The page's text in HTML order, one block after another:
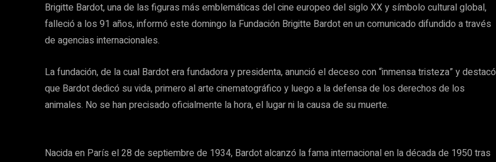
Brigitte Bardot, una de las figuras más emblemáticas del cine europeo del siglo XX y símbolo cultural global,
falleció a los 91 años, informó este domingo la Fundación Brigitte Bardot en un comunicado difundido a través
de agencias internacionales.
La fundación, de la cual Bardot era fundadora y presidenta, anunció el deceso con “inmensa tristeza” y destacó
que Bardot dedicó su vida, primero al arte cinematográfico y luego a la defensa de los derechos de los
animales. No se han precisado oficialmente la hora, el lugar ni la causa de su muerte.
Nacida en París el 28 de septiembre de 1934, Bardot alcanzó la fama internacional en la década de 1950 tras